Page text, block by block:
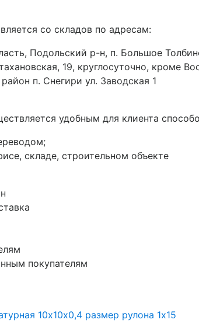
со складов по адресам:
Подольский р-н, п. Большое
19, круглосуточно, кроме
п. Снегири ул. Заводская 1
удобным для клиента
складе, строительном объекте
покупателям
10х10х0,4 размер рулона 1х15